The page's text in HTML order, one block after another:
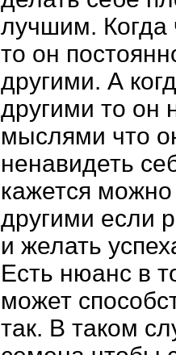
лучшим. Когда
то он
другими. А
другими то он
мыслями что
ненавидеть
кажется можно
другими если
и желать
Есть нюанс в
может
так. В таком